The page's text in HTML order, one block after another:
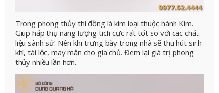
Trong phong thủy thì đồng là kim loại thuộc hành Kim.
Giúp hấp thụ năng lượng tích cực rất tốt so với các chất
liệu sành sứ. Nên khi trưng bày trong nhà sẽ thu hút sinh
khí, tài lộc, may mắn cho gia chủ. Đem lại giá trị phong
thủy nhiều lần hơn.